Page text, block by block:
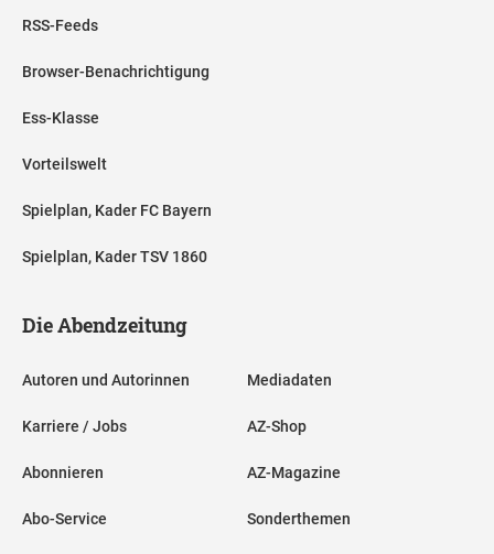
RSS-Feeds
Browser-Benachrichtigung
Ess-Klasse
Vorteilswelt
Spielplan, Kader FC Bayern
Spielplan, Kader TSV 1860
Die Abendzeitung
Autoren und Autorinnen
Karriere / Jobs
Abonnieren
Abo-Service
Mediadaten
AZ-Shop
AZ-Magazine
Sonderthemen